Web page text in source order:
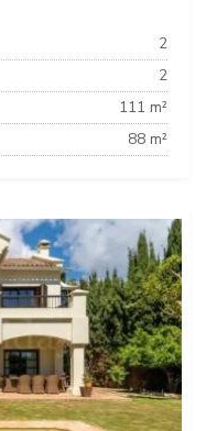
2
2
111 m²
88 m²